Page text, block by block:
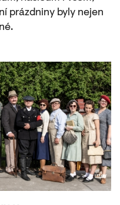
prázdniny byly nejen